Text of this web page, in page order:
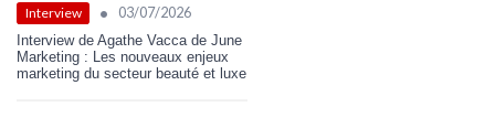
Interview • 03/07/2026
Interview de Agathe Vacca de June
Marketing : Les nouveaux enjeux
marketing du secteur beauté et luxe